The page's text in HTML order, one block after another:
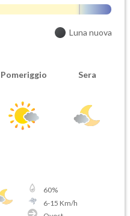
Luna nuova
Pomeriggio Sera
60%
6-15 Km/h